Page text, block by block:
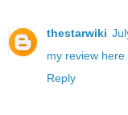
thestarwiki
my review here
Reply